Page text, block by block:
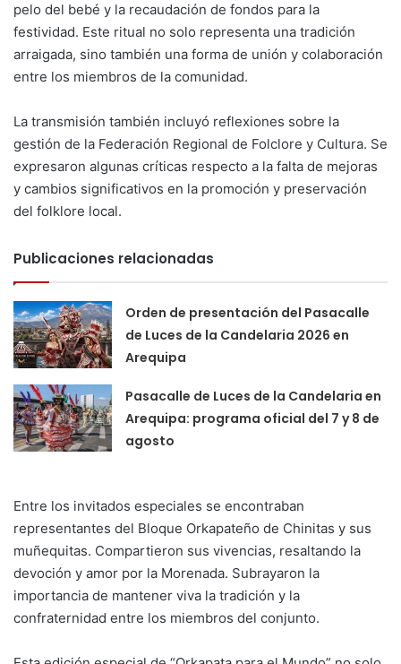
pelo del bebé y la recaudación de fondos para la
festividad. Este ritual no solo representa una tradición
arraigada, sino también una forma de unión y colaboración
entre los miembros de la comunidad.
La transmisión también incluyó reflexiones sobre la
gestión de la Federación Regional de Folclore y Cultura. Se
expresaron algunas críticas respecto a la falta de mejoras
y cambios significativos en la promoción y preservación
del folklore local.
Publicaciones relacionadas
Orden de presentación del Pasacalle
de Luces de la Candelaria 2026 en
Arequipa
Pasacalle de Luces de la Candelaria en
Arequipa: programa oficial del 7 y 8 de
agosto
Entre los invitados especiales se encontraban
representantes del Bloque Orkapateño de Chinitas y sus
muñequitas. Compartieron sus vivencias, resaltando la
devoción y amor por la Morenada. Subrayaron la
importancia de mantener viva la tradición y la
confraternidad entre los miembros del conjunto.